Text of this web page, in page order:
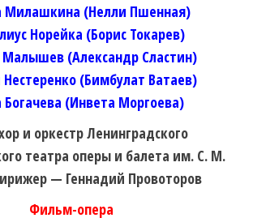
Милашкина (Нелли Пшенная)
Норейка (Борис Токарев)
(Александр Сластин)
Нестеренко (Бимбулат Ватаев)
Богачева (Инвета Моргоева)
и оркестр Ленинградского
театра оперы и балета им. С. М.
— Геннадий Провоторов
Фильм-опера